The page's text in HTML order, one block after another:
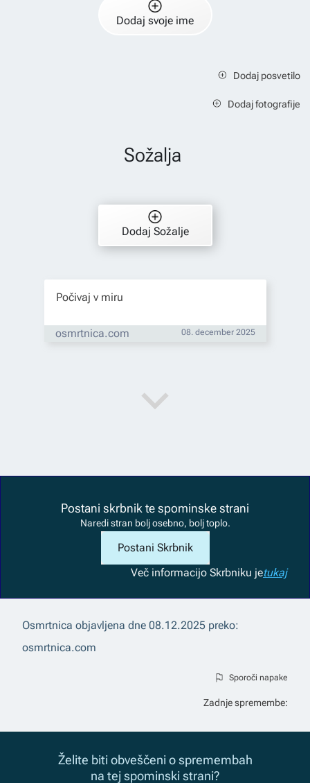
Dodaj svoje ime
Dodaj posvetilo
Dodaj fotografije
Sožalja
Dodaj Sožalje
Počivaj v miru
osmrtnica.com 08. december 2025
Postani skrbnik te spominske strani
Naredi stran bolj osebno, bolj toplo.
Postani Skrbnik
Več informacijo Skrbniku jetukaj
Osmrtnica objavljena dne 08.12.2025 preko:
osmrtnica.com
Sporoči napake
Zadnje spremembe:
Želite biti obveščeni o spremembah
na tej spominski strani?